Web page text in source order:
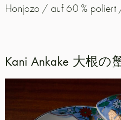
Honjozo / auf 60 % poliert
Kani Ankake 大根の